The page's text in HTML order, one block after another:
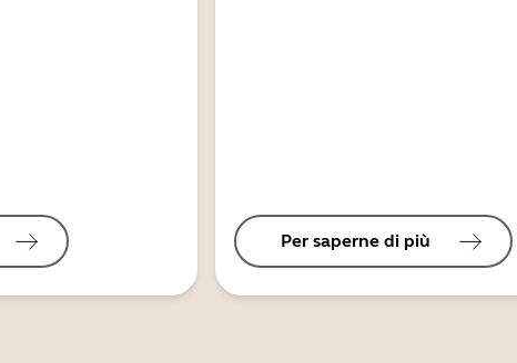
Per saperne di più